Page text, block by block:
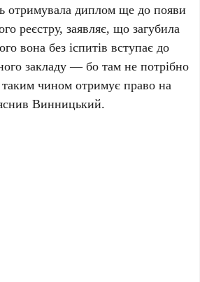
отримувала диплом ще до появи
реєстру, заявляє, що загубила
вона без іспитів вступає до
закладу — бо там не потрібно
чином отримує право на
Винницький.